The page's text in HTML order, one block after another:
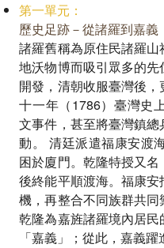
第一單元：
歷史足跡－從諸羅到嘉義
諸羅舊稱為原住民諸羅
地沃物博而吸引眾多的
開發，清朝收服臺灣後
十一年（1786）臺灣史
文事件，甚至將臺灣鎮
動。 清廷派遣福康安渡
困於廈門。乾隆特授又
後終能平順渡海。福康
機，再整合不同族群共同
乾隆為嘉旌諸羅境內居
「嘉義」；從此，嘉義